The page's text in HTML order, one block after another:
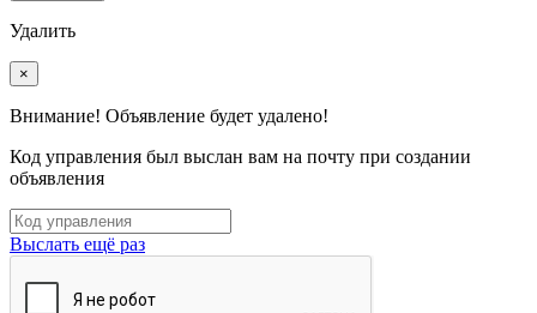
Удалить
×
Внимание! Объявление будет удалено!
Код управления был выслан вам на почту при создании
объявления
Выслать ещё раз